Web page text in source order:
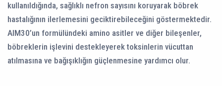
kullanıldığında, sağlıklı nefron sayısını koruyarak böbrek
hastalığının ilerlemesini geciktirebileceğini göstermektedir.
AIM30’un formülündeki amino asitler ve diğer bileşenler,
böbreklerin işlevini destekleyerek toksinlerin vücuttan
atılmasına ve bağışıklığın güçlenmesine yardımcı olur.